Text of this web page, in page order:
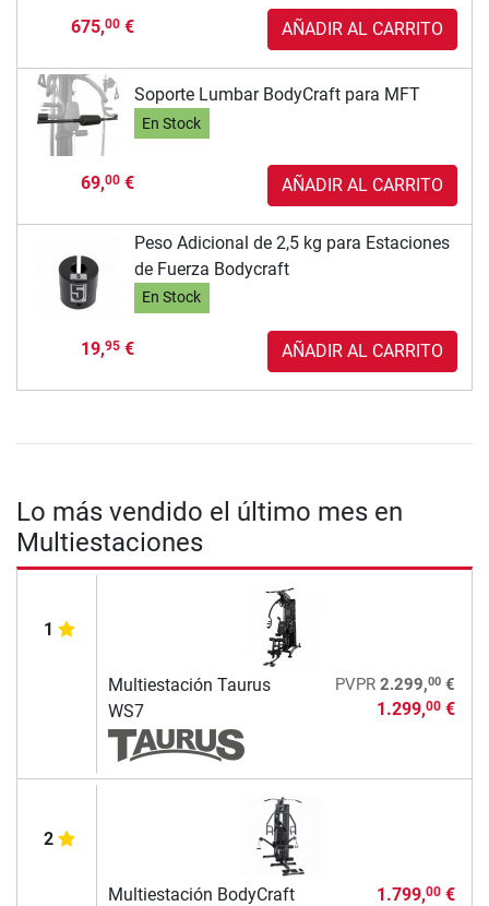
675,00€ AÑADIR AL CARRITO
Soporte Lumbar BodyCraft para MFT
En Stock
69,00€ AÑADIR AL CARRITO
Peso Adicional de 2,5 kg para Estaciones
de Fuerza Bodycraft
En Stock
19,95€ AÑADIR AL CARRITO
Lo más vendido el último mes en
Multiestaciones
1
Multiestación Taurus
WS7
PVPR 2.299,00€
1.299,00€
2
Multiestación BodyCraft
1.799,00€